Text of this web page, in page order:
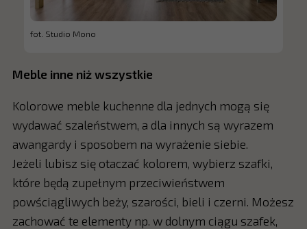
fot. Studio Mono
Meble inne niż wszystkie
Kolorowe meble kuchenne dla jednych mogą się
wydawać szaleństwem, a dla innych są wyrazem
awangardy i sposobem na wyrażenie siebie.
Jeżeli lubisz się otaczać kolorem, wybierz szafki,
które będą zupełnym przeciwieństwem
powściągliwych beży, szarości, bieli i czerni. Możesz
zachować te elementy np. w dolnym ciągu szafek,